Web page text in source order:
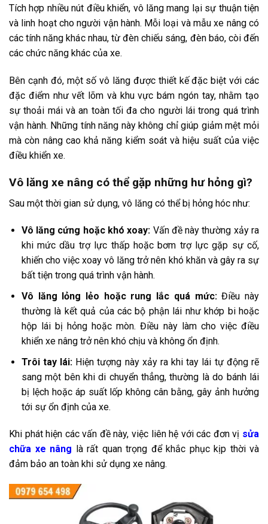
Tích hợp nhiều nút điều khiển, vô lăng mang lại sự thuận tiện
và linh hoạt cho người vận hành. Mỗi loại và mẫu xe nâng có
các tính năng khác nhau, từ đèn chiếu sáng, đèn báo, còi đến
các chức năng khác của xe.
Bên cạnh đó, một số vô lăng được thiết kế đặc biệt với các
đặc điểm như vết lõm và khu vực bám ngón tay, nhằm tạo
sự thoải mái và an toàn tối đa cho người lái trong quá trình
vận hành. Những tính năng này không chỉ giúp giảm mệt mỏi
mà còn nâng cao khả năng kiểm soát và hiệu suất của việc
điều khiển xe.
Vô lăng xe nâng có thể gặp những hư hỏng gì?
Sau một thời gian sử dụng, vô lăng có thể bị hỏng hóc như:
Vô lăng cứng hoặc khó xoay: Vấn đề này thường xảy ra
khi mức dầu trợ lực thấp hoặc bơm trợ lực gặp sự cố,
khiến cho việc xoay vô lăng trở nên khó khăn và gây ra sự
bất tiện trong quá trình vận hành.
Vô lăng lỏng lẻo hoặc rung lắc quá mức:Điều này
thường là kết quả của các bộ phận lái như khớp bi hoặc
hộp lái bị hỏng hoặc mòn. Điều này làm cho việc điều
khiển xe nâng trở nên khó chịu và không ổn định.
Trôi tay lái: Hiện tượng này xảy ra khi tay lái tự động rẽ
sang một bên khi di chuyển thẳng, thường là do bánh lái
bị lệch hoặc áp suất lốp không cân bằng, gây ảnh hưởng
tới sự ổn định của xe.
Khi phát hiện các vấn đề này, việc liên hệ với các đơn vị sửa
chữa xe nâng là rất quan trọng để khắc phục kịp thời và
đảm bảo an toàn khi sử dụng xe nâng.